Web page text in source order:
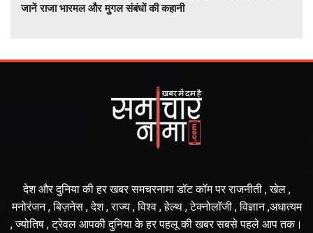
जानें राजा भारमल और मुगल संबंधों की कहानी
देश और दुनिया की हर खबर समचरनामा डॉट कॉम पर राजनीती , खेल ,
मनोरंजन , बिज़नेस , देश , राज्य , विश्व , हेल्थ , टेक्नोलॉजी , विज्ञान ,अधात्यम
, ज्योतिष , ट्रेवल आपकी दुनिया के हर पहलू की खबर सबसे पहले आप तक।